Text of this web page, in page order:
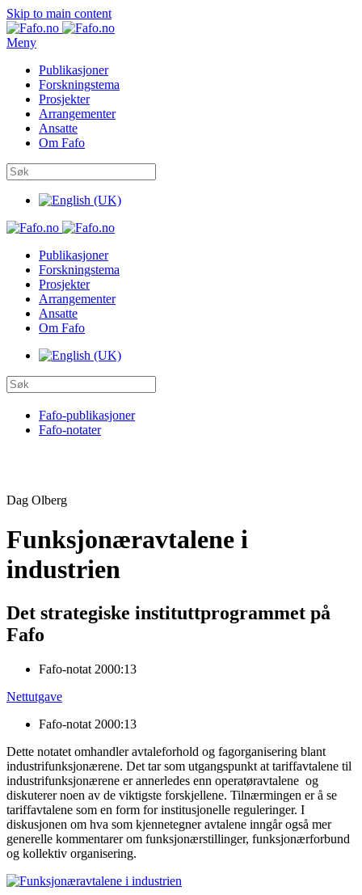
Skip to main content
Meny
Publikasjoner
Forskningstema
Prosjekter
Arrangementer
Ansatte
Om Fafo
Publikasjoner
Forskningstema
Prosjekter
Arrangementer
Ansatte
Om Fafo
Fafo-publikasjoner
Fafo-notater
Dag Olberg
Funksjonæravtalene i
industrien
Det strategiske instituttprogrammet på
Fafo
Fafo-notat 2000:13
Nettutgave
Fafo-notat 2000:13
Dette notatet omhandler avtaleforhold og fagorganisering blant
industrifunksjonærene. Det tar som utgangspunkt at tariffavtalene til
industrifunksjonærene er annerledes enn operatøravtalene og
diskuterer noen av de viktigste forskjellene. Tilnærmingen er å se
tariffavtalene som en form for institusjonelle reguleringer. I
diskusjonen om hva som kjennetegner avtalene inngår også mer
generelle kommentarer om funksjonærstillinger, funksjonærforbund
og kollektiv organisering.